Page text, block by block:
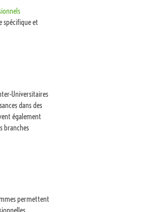
spécifique et
Universitaires
dans des
également
branches
permettent